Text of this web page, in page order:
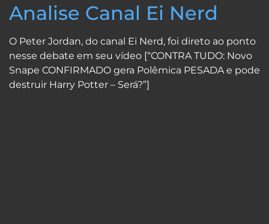
Analise Canal Ei Nerd
O Peter Jordan, do canal Ei Nerd, foi direto ao ponto
nesse debate em seu vídeo [“CONTRA TUDO: Novo
Snape CONFIRMADO gera Polêmica PESADA e pode
destruir Harry Potter – Será?”]